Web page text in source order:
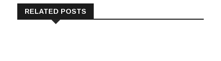
RELATED POSTS